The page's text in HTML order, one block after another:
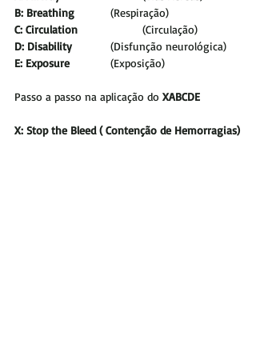
B: Breathing
		(Respiração)
C: Circulation
(Circulação)
D: Disability
(Disfunção neurológica)
(Exposição)
Passo a passo na aplicação do XABCDE
X: Stop the Bleed ( Contenção de Hemorragias)